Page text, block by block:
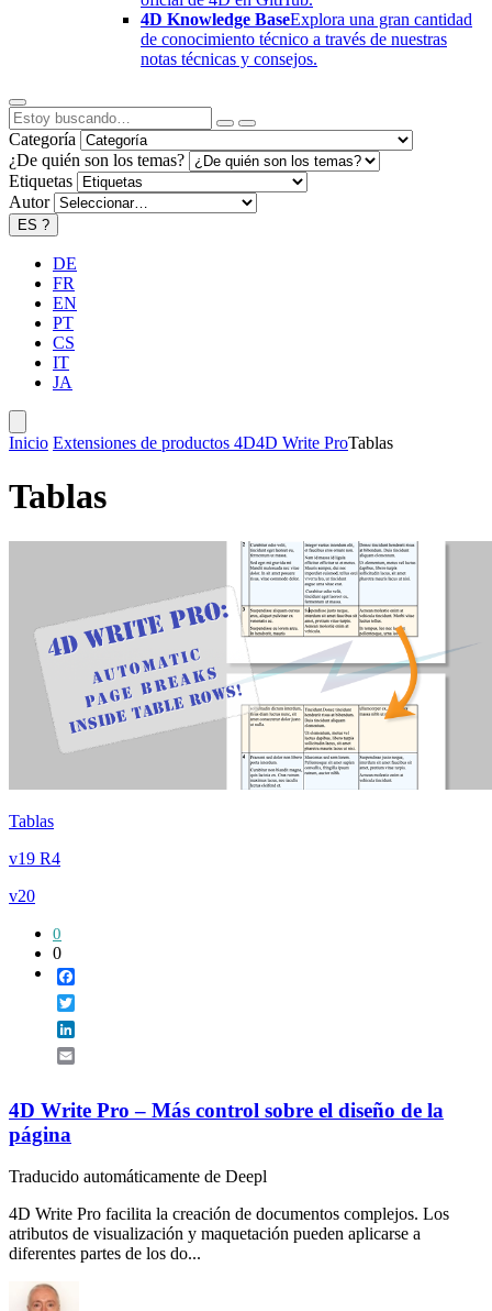
4D Knowledge BaseExplora una gran cantidad
de conocimiento técnico a través de nuestras
notas técnicas y consejos.
Categoría
¿De quién son los temas?
Etiquetas
Autor
ES ?
DE
FR
EN
PT
CS
IT
JA
Inicio Extensiones de productos 4D4D Write ProTablas
Tablas
Tablas
v19 R4
v20
0
0
4D Write Pro – Más control sobre el diseño de la
página
Traducido automáticamente de Deepl
4D Write Pro facilita la creación de documentos complejos. Los
atributos de visualización y maquetación pueden aplicarse a
diferentes partes de los do...